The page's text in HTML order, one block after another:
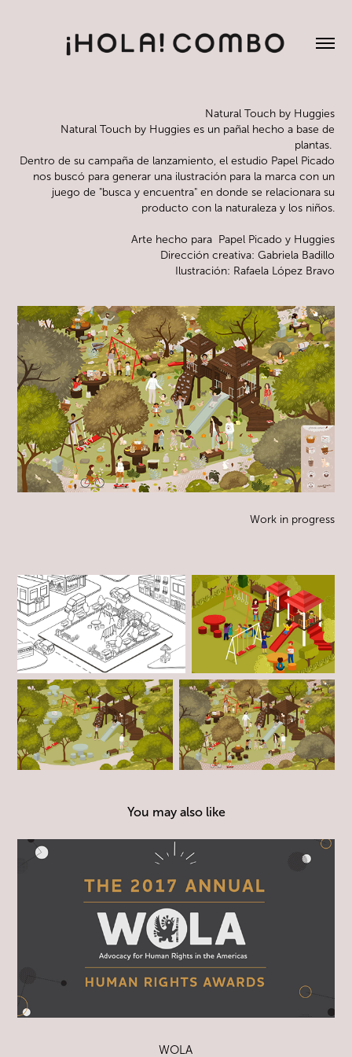
Natural Touch by Huggies
Natural Touch by Huggies es un pañal hecho a base de
plantas.
Dentro de su campaña de lanzamiento, el estudio Papel Picado
nos buscó para generar una ilustración para la marca con un
juego de "busca y encuentra" en donde se relacionara su
producto con la naturaleza y los niños.
Arte hecho para Papel Picado y Huggies
Dirección creativa: Gabriela Badillo
Ilustración: Rafaela López Bravo
Work in progress
You may also like
WOLA